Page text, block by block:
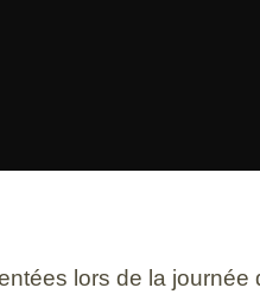
lors de la journée